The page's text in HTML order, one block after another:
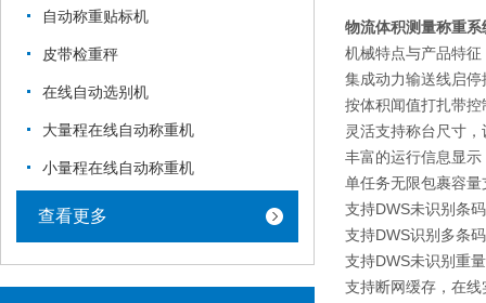
自动称重贴标机
皮带检重秤
在线自动选别机
大量程在线自动称重机
小量程在线自动称重机
查看更多
物流体积测量称重系
机械特点与产品特征
集成动力输送线启
按体积闻值打扎带
灵活支持称台尺寸
丰富的运行信息显示
单任务无限包裹容
支持DWS未识别条
支持DWS识别多条
支持DWS未识别重
支持断网缓存，在线